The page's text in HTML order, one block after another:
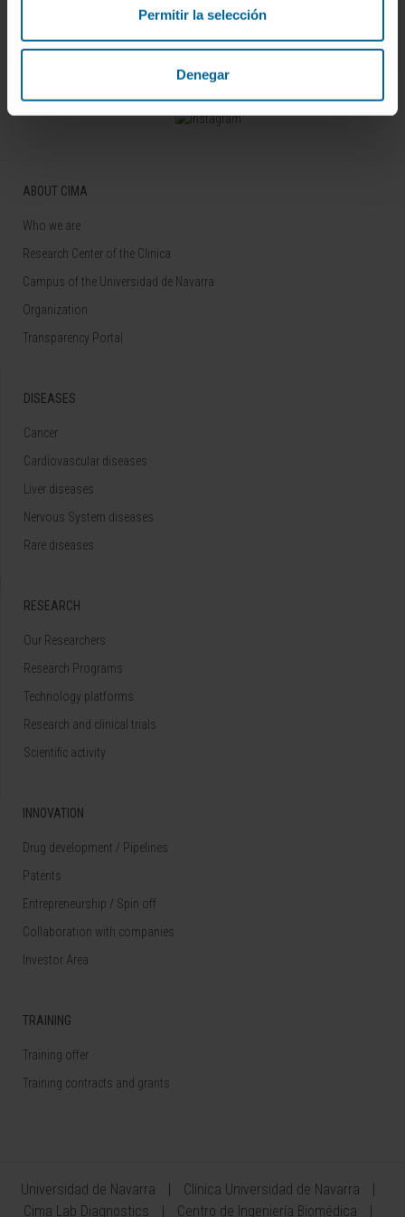
Permitir la selección
Denegar
Sign up for our newsletter SUBSCRIBE
Follow us
ABOUT CIMA
Who we are
Research Center of the Clinica
Campus of the Universidad de Navarra
Organization
Transparency Portal
DISEASES
Cancer
Cardiovascular diseases
Liver diseases
Nervous System diseases
Rare diseases
RESEARCH
Our Researchers
Research Programs
Technology platforms
Research and clinical trials
Scientific activity
INNOVATION
Drug development / Pipelines
Patents
Entrepreneurship / Spin off
Collaboration with companies
Investor Area
TRAINING
Training offer
Training contracts and grants
Universidad de Navarra
Clínica Universidad de Navarra
Cima Lab Diagnostics
Centro de Ingeniería Biomédica